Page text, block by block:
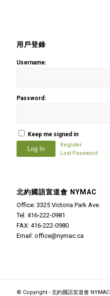
用戶登錄
Username:
Password:
Keep me signed in
Log In
Register
Lost Password
北約國語宣道會 NYMAC
Office: 3325 Victoria Park Ave.
Tel: 416-222-0981
FAX: 416-222-0980
Email: office@nymac.ca
© Copyright - 北約國語宣道會 NYMAC